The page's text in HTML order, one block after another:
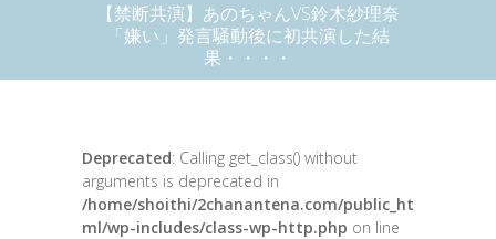
【禁断共演】あのちゃんVS鈴木紗理奈
「嫌い」発言騒動後に初共演した結
果・・・・
Deprecated: Calling get_class() without
arguments is deprecated in
/home/shoithi/2chanantena.com/public_ht
ml/wp-includes/class-wp-http.php on line